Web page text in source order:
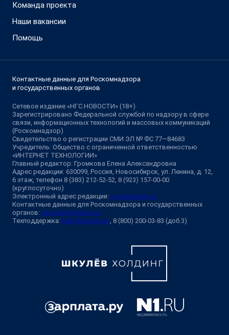
Команда проекта
Наши вакансии
Помощь
Контактные данные для Роскомнадзора
и государственных органов
Сетевое издание «НГС.НОВОСТИ» (18+)
Зарегистрировано Федеральной службой по надзору в сфере
связи, информационных технологий и массовых коммуникаций
(Роскомнадзор)
Свидетельство о регистрации СМИ ЭЛ № ФС 77—84683
Учредитель: Общество с ограниченной ответственностью
«ИНТЕРНЕТ ТЕХНОЛОГИИ»
Главный редактор: Громкова Елена Александровна
Адрес редакции: 630099, Россия, Новосибирск, ул. Ленина, д. 12,
6 этаж, телефон 8 (383) 212-52-52, 8 (923) 157-00-00
(круглосуточно)
Электронный адрес редакции: ngs@shkulev.ru
Контактные данные для Роскомнадзора и государственных
органов: juristnsk@shkulev.ru
Техподдержка: help@shkulev.ru, 8 (800) 200-03-83 (доб.3)